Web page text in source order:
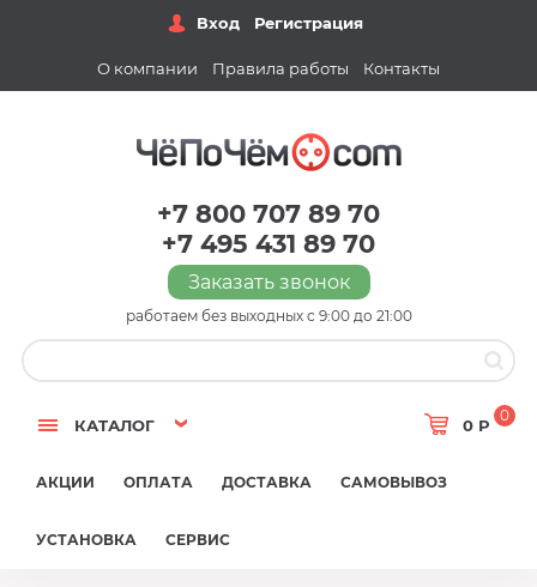
Вход Регистрация
О компании Правила работы Контакты
+7 800 707 89 70
+7 495 431 89 70
Заказать звонок
работаем без выходных с 9:00 до 21:00
КАТАЛОГ 0 Р
0
АКЦИИ ОПЛАТА ДОСТАВКА САМОВЫВОЗ
УСТАНОВКА СЕРВИС